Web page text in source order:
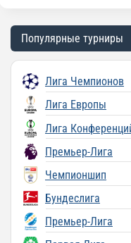
Популярные турниры
Лига Чемпионов
Лига Европы
Лига
Премьер-Лига
Чемпионшип
Бундеслига
Премьер-Лига